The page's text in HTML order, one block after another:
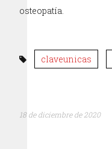
osteopatía.
claveunicas
18 de diciembre de 2020